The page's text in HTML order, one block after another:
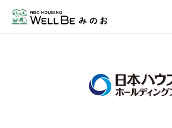
住宅会社・ハウスメーカー